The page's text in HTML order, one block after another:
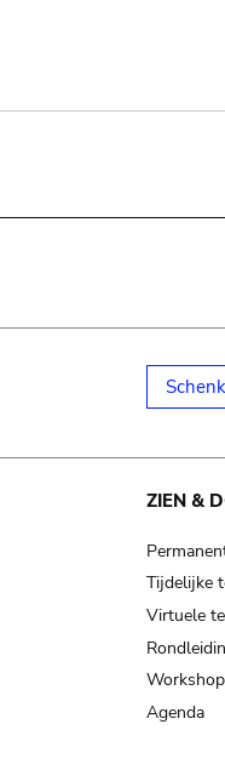
ZIEN &
Tijdelijke
Virtuele
Agenda